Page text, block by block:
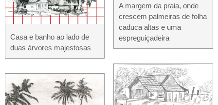
Casa e banho ao lado de
duas árvores majestosas
A margem da praia, onde
crescem palmeiras de folha
caduca altas e uma
espreguiçadeira